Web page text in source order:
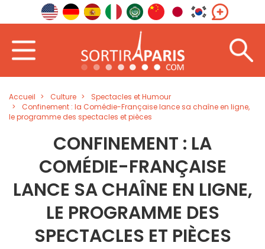
Accueil Culture
Spectacles et Humour
Confinement : la Comédie-Française lance sa chaîne en ligne,
le programme des spectacles et pièces
CONFINEMENT : LA
COMÉDIE-FRANÇAISE
LANCE SA CHAÎNE EN LIGNE,
LE PROGRAMME DES
SPECTACLES ET PIÈCES